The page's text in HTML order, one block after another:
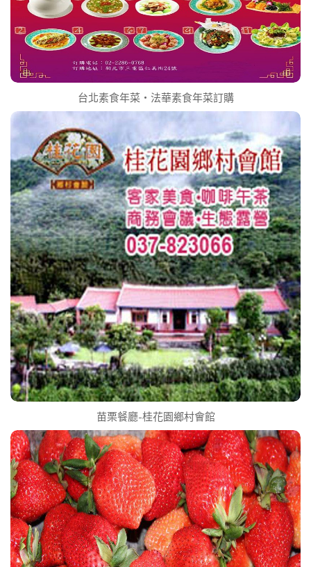
台北素食年菜‧法華素食年菜訂購
苗栗餐廳-桂花園鄉村會館